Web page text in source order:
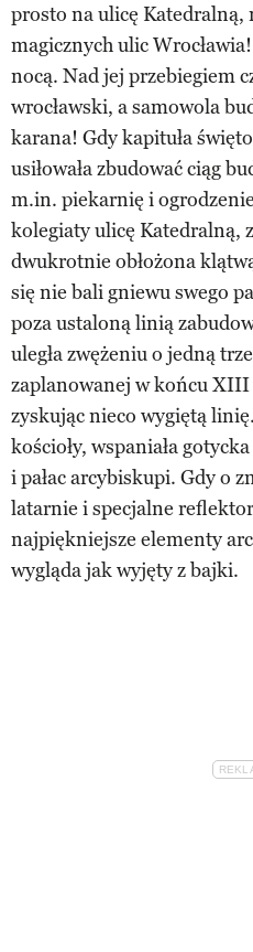
prosto na ulicę Katedralną,
magicznych ulic
nocą. Nad jej przebiegiem
wrocławski, a samowola
karana! Gdy kapituła
usiłowała zbudować ciąg
m.in. piekarnię i
kolegiaty ulicę Katedralną,
dwukrotnie obłożona
się nie bali gniewu swego
poza ustaloną linią
uległa zwężeniu o jedną
zaplanowanej w końcu
zyskując nieco wygiętą
kościoły, wspaniała
i pałac arcybiskupi. Gdy o
latarnie i specjalne
najpiękniejsze elementy
wygląda jak wyjęty z bajki.